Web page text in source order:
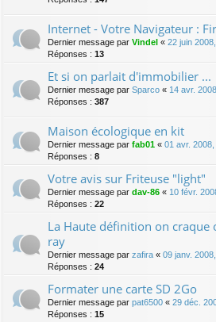
Internet - Votre Navigateur :
Dernier message par Vindel « 22 juin
Réponses : 13
Et si on parlait d'immobilier ...
Dernier message par Sparco « 14 avr.
Réponses : 387
Maison écologique en kit
Dernier message par fab01 « 01 avr.
Réponses : 8
Votre avis sur Friteuse "light"
Dernier message par dav-86 « 10 févr.
Réponses : 22
La Haute définition on craque
ray
Dernier message par zafira « 09 janv.
Réponses : 24
Formater une carte SD 2Go
Dernier message par pat6500 « 29 déc.
Réponses : 15